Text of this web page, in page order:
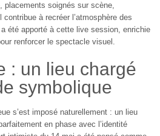
placements soignés sur scène,
à recréer l’atmosphère des
été apporté à cette live session, enrichie
renforcer le spectacle visuel.
: un lieu chargé
symbolique
s’est imposé naturellement : un lieu
en phase avec l’identité